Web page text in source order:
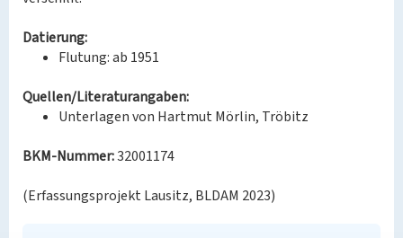
Datierung:
Flutung: ab 1951
Quellen/Literaturangaben:
Unterlagen von Hartmut Mörlin, Tröbitz
BKM-Nummer:32001174
(Erfassungsprojekt Lausitz, BLDAM 2023)